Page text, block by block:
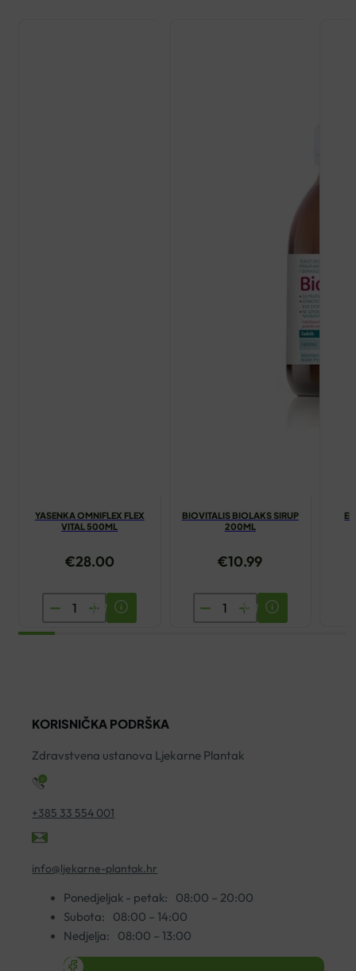
YASENKA OMNIFLEX FLEX
VITAL 500ML
€28.00
YASENKA
OMNIFLEX
BIOVITALIS BIOLAKS SIRUP
200ML
€10.99
BIOVITALIS
BIOLAKS
KORISNIČKA PODRŠKA
Zdravstvena ustanova Ljekarne Plantak
+385 33 554 001
info@ljekarne-plantak.hr
Ponedjeljak - petak:
08:00 – 20:00
Subota:
08:00 – 14:00
Nedjelja:
08:00 – 13:00